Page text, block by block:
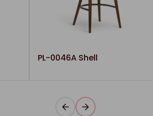
PL-0046A Shell